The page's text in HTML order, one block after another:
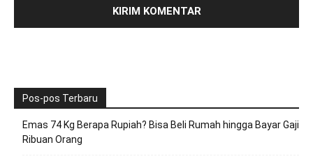
Pos-pos Terbaru
Emas 74 Kg Berapa Rupiah? Bisa Beli Rumah hingga Bayar Gaji
Ribuan Orang